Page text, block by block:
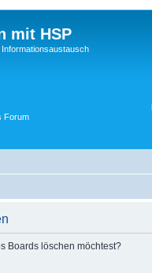
mit HSP
Forum
Boards löschen möchtest?